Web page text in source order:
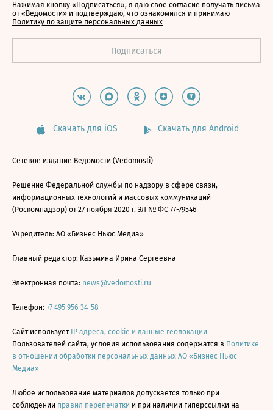
Нажимая кнопку «Подписаться», я даю свое согласие получать письма
от «Ведомости» и подтверждаю, что ознакомился и принимаю
Политику по защите персональных данных
Скачать для iOS Скачать для Android
Сетевое издание Ведомости (Vedomosti)
Решение Федеральной службы по надзору в сфере связи,
информационных технологий и массовых коммуникаций
(Роскомнадзор) от 27 ноября 2020 г. ЭЛ № ФС 77-79546
Учредитель: АО «Бизнес Ньюс Медиа»
Главный редактор: Казьмина Ирина Сергеевна
Электронная почта: news@vedomosti.ru
Телефон: +7 495 956-34-58
Сайт использует IP адреса, cookie и данные геолокации
Пользователей сайта, условия использования содержатся в Политике
в отношении обработки персональных данных АО «Бизнес Ньюс
Медиа»
Любое использование материалов допускается только при
соблюдении правил перепечатки и при наличии гиперссылки на